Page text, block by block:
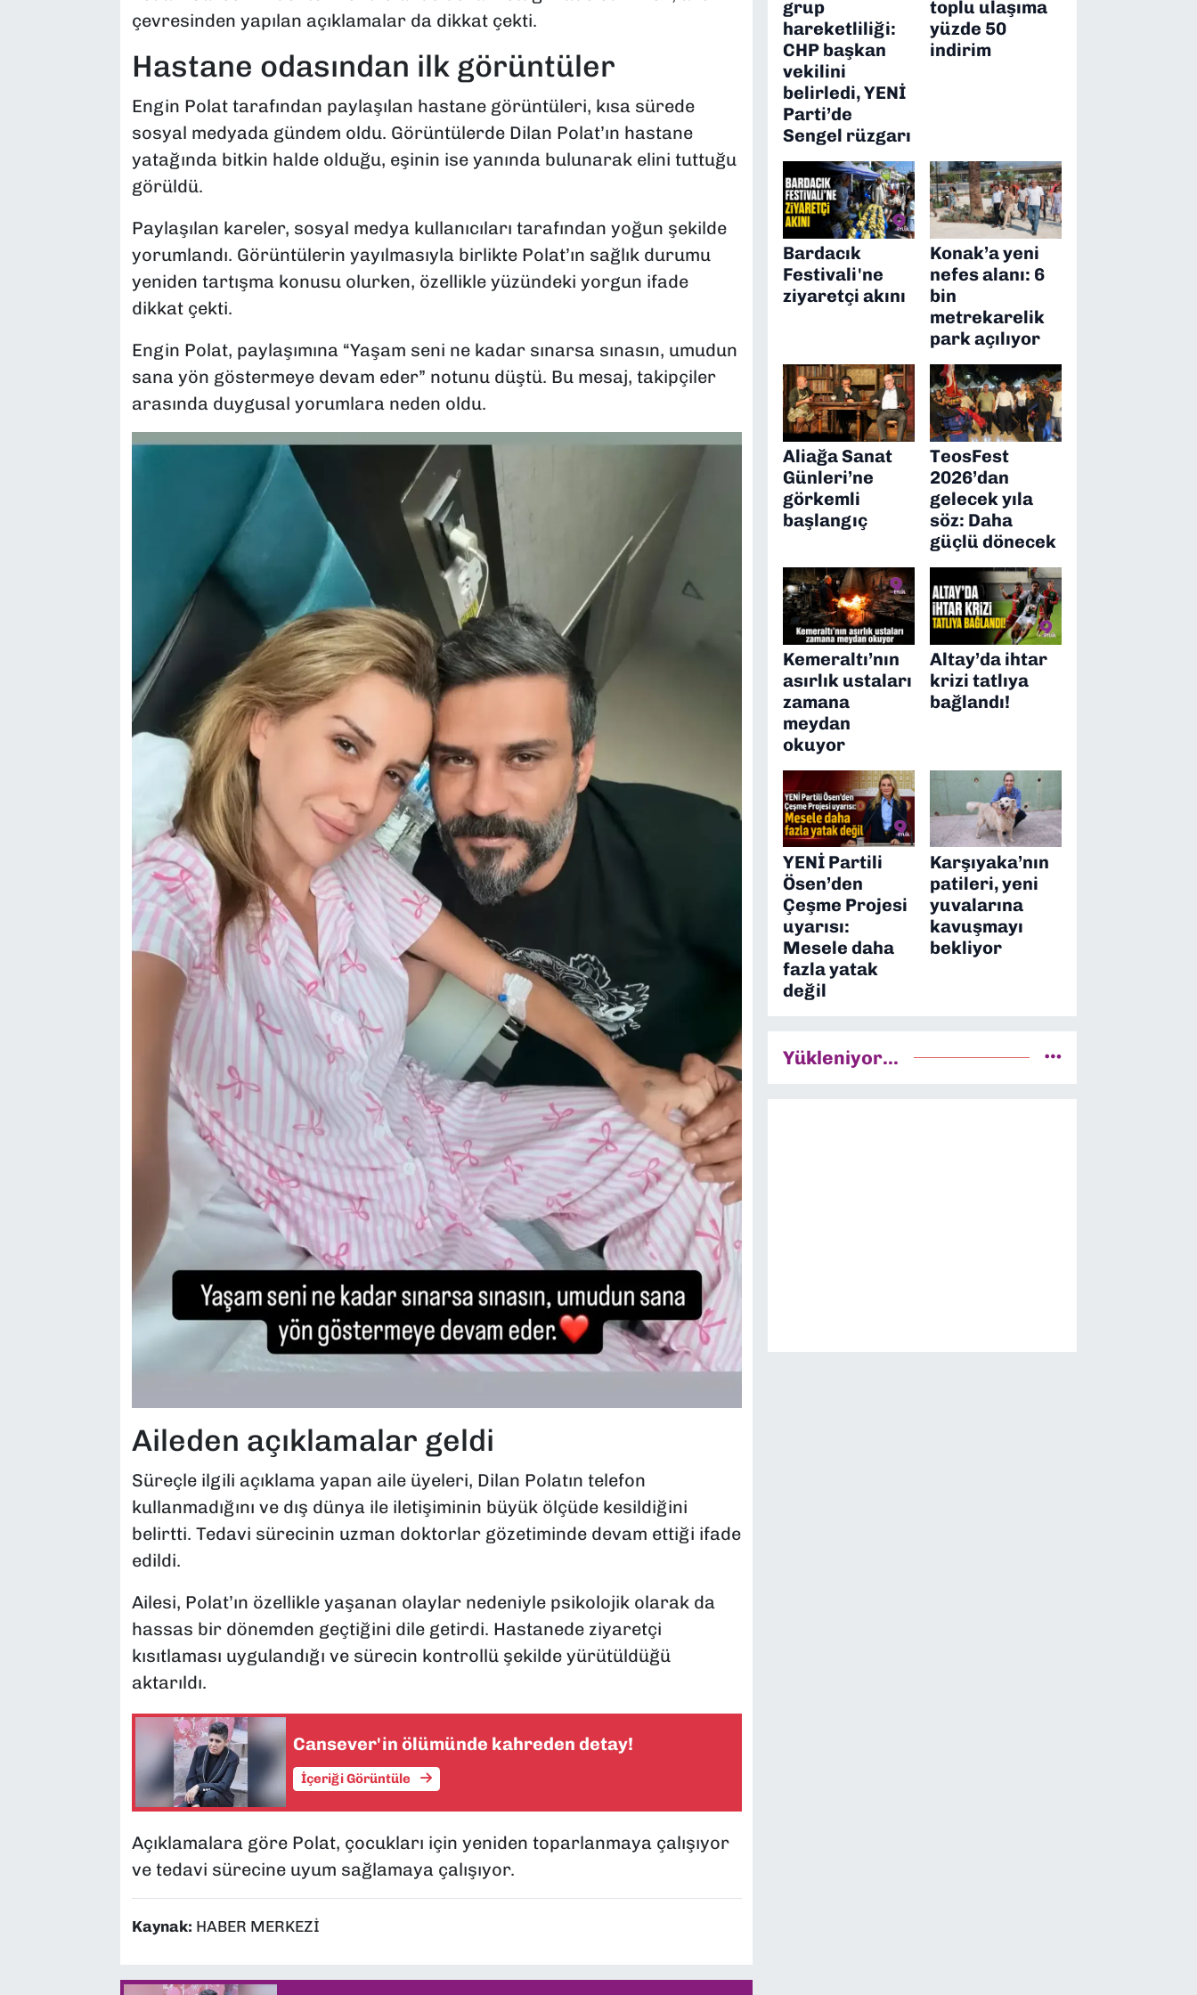
çevresinden yapılan açıklamalar da dikkat çekti.
Hastane odasından ilk görüntüler
Engin Polat tarafından paylaşılan hastane görüntüleri, kısa sürede
sosyal medyada gündem oldu. Görüntülerde Dilan Polat’ın hastane
yatağında bitkin halde olduğu, eşinin ise yanında bulunarak elini tuttuğu
görüldü.
Paylaşılan kareler, sosyal medya kullanıcıları tarafından yoğun şekilde
yorumlandı. Görüntülerin yayılmasıyla birlikte Polat’ın sağlık durumu
yeniden tartışma konusu olurken, özellikle yüzündeki yorgun ifade
dikkat çekti.
Engin Polat, paylaşımına “Yaşam seni ne kadar sınarsa sınasın, umudun
sana yön göstermeye devam eder” notunu düştü. Bu mesaj, takipçiler
arasında duygusal yorumlara neden oldu.
Aileden açıklamalar geldi
Süreçle ilgili açıklama yapan aile üyeleri, Dilan Polatın telefon
kullanmadığını ve dış dünya ile iletişiminin büyük ölçüde kesildiğini
belirtti. Tedavi sürecinin uzman doktorlar gözetiminde devam ettiği ifade
edildi.
Ailesi, Polat’ın özellikle yaşanan olaylar nedeniyle psikolojik olarak da
hassas bir dönemden geçtiğini dile getirdi. Hastanede ziyaretçi
kısıtlaması uygulandığı ve sürecin kontrollü şekilde yürütüldüğü
aktarıldı.
Cansever'in ölümünde kahreden detay!
İçeriği Görüntüle
Açıklamalara göre Polat, çocukları için yeniden toparlanmaya çalışıyor
ve tedavi sürecine uyum sağlamaya çalışıyor.
Kaynak: HABER MERKEZİ
grup
hareketliliği:
CHP başkan
vekilini
belirledi, YENİ
Parti’de
Sengel rüzgarı
toplu ulaşıma
yüzde 50
indirim
Bardacık
Festivali'ne
ziyaretçi akını
Konak’a yeni
nefes alanı: 6
bin
metrekarelik
park açılıyor
Aliağa Sanat
Günleri’ne
görkemli
başlangıç
TeosFest
2026’dan
gelecek yıla
söz: Daha
güçlü dönecek
Kemeraltı’nın
asırlık ustaları
zamana
meydan
okuyor
Altay’da ihtar
krizi tatlıya
bağlandı!
YENİ Partili
Ösen’den
Çeşme Projesi
uyarısı:
Mesele daha
fazla yatak
değil
Karşıyaka’nın
patileri, yeni
yuvalarına
kavuşmayı
bekliyor
Yükleniyor...